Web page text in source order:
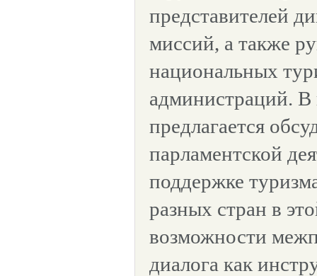
представителей
миссий, а также
национальных
администраций. В
предлагается
парламентской
поддержке
разных стран в
возможности
диалога как